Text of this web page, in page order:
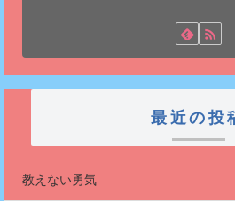
最近の投
教えない勇気